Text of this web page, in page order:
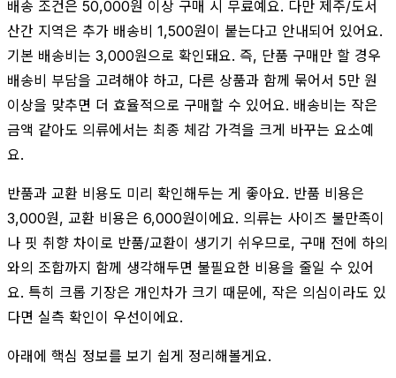
배송 조건은 50,000원 이상 구매 시 무료예요. 다만 제주/도서
산간 지역은 추가 배송비 1,500원이 붙는다고 안내되어 있어요.
기본 배송비는 3,000원으로 확인돼요. 즉, 단품 구매만 할 경우
배송비 부담을 고려해야 하고, 다른 상품과 함께 묶어서 5만 원
이상을 맞추면 더 효율적으로 구매할 수 있어요. 배송비는 작은
금액 같아도 의류에서는 최종 체감 가격을 크게 바꾸는 요소예
요.
반품과 교환 비용도 미리 확인해두는 게 좋아요. 반품 비용은
3,000원, 교환 비용은 6,000원이에요. 의류는 사이즈 불만족이
나 핏 취향 차이로 반품/교환이 생기기 쉬우므로, 구매 전에 하의
와의 조합까지 함께 생각해두면 불필요한 비용을 줄일 수 있어
요. 특히 크롭 기장은 개인차가 크기 때문에, 작은 의심이라도 있
다면 실측 확인이 우선이에요.
아래에 핵심 정보를 보기 쉽게 정리해볼게요.